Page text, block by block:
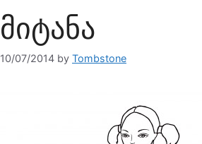
მიტანა
10/07/2014 by Tombstone